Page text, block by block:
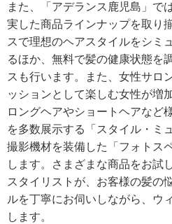
また、「アデランス鹿児島」で
実した商品ラインナップを取り
スで理想のヘアスタイルをシミ
るほか、無料で髪の健康状態を
スも行います。また、女性サロ
ッションとして楽しむ女性が増
ロングヘアやショートヘアなど
を多数展示する「スタイル・ミ
撮影機材を装備した「フォトス
します。さまざまな商品をお試
スタイリストが、お客様の髪の
ルを丁寧にお伺いしながら、ウ
します。